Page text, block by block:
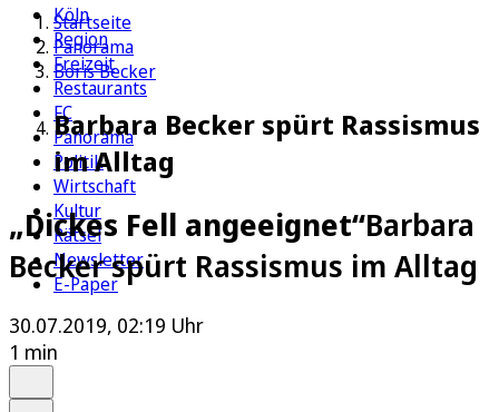
Köln
Region
Freizeit
Restaurants
FC
Panorama
Politik
Wirtschaft
Kultur
Rätsel
Newsletter
E-Paper
Startseite
Panorama
Boris Becker
Barbara Becker spürt Rassismus
im Alltag
„Dickes Fell angeeignet“Barbara
Becker spürt Rassismus im Alltag
30.07.2019, 02:19 Uhr
1 min